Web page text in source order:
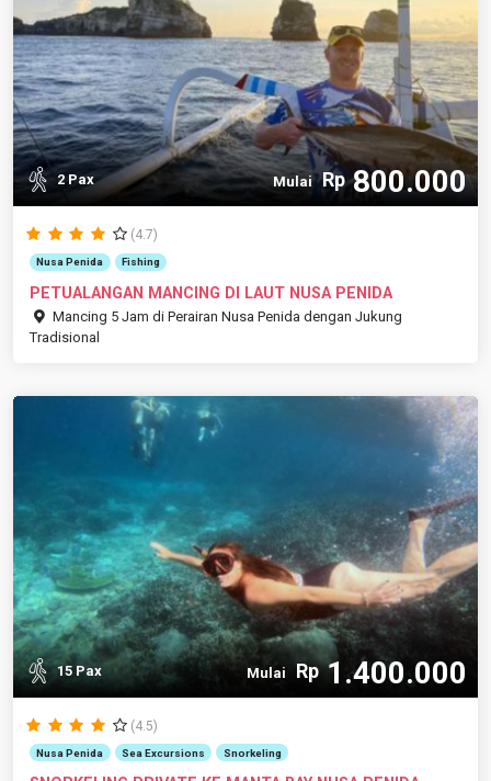
2 Pax Mulai Rp800.000
(4.7)
Nusa Penida Fishing
PETUALANGAN MANCING DI LAUT NUSA PENIDA
Mancing 5 Jam di Perairan Nusa Penida dengan Jukung
Tradisional
15 Pax Mulai Rp1.400.000
(4.5)
Nusa Penida Sea Excursions Snorkeling